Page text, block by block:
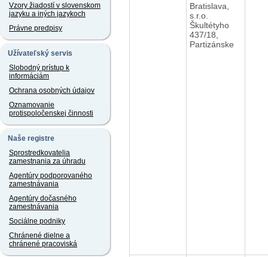
Vzory žiadostí v slovenskom
jazyku a iných jazykoch
Právne predpisy
Užívateľský servis
Slobodný prístup k
informáciám
Ochrana osobných údajov
Oznamovanie
protispoločenskej činnosti
Naše registre
Sprostredkovatelia
zamestnania za úhradu
Agentúry podporovaného
zamestnávania
Agentúry dočasného
zamestnávania
Sociálne podniky
Chránené dielne a
chránené pracoviská
Bratislava,
s.r.o.
Škultétyho
437/18,
Partizánske